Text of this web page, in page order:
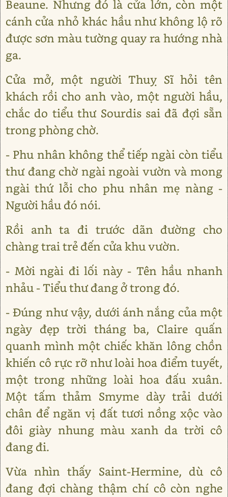
Beaune. Nhưng đó là cửa lớn, còn một
cánh cửa nhỏ khác hầu như không lộ rõ
được sơn màu tường quay ra hướng nhà
ga.
Cửa mở, một người Thuỵ Sĩ hỏi tên
khách rồi cho anh vào, một người hầu,
chắc do tiểu thư Sourdis sai đã đợi sẵn
trong phòng chờ.
- Phu nhân không thể tiếp ngài còn tiểu
thư đang chờ ngài ngoài vườn và mong
ngài thứ lỗi cho phu nhân mẹ nàng -
Người hầu đó nói.
Rồi anh ta đi trước dãn đường cho
chàng trai trẻ đến cửa khu vườn.
- Mời ngài đi lối này - Tên hầu nhanh
nhảu - Tiểu thư đang ở trong đó.
- Đúng như vậy, dưới ánh nắng của một
ngày đẹp trời tháng ba, Claire quấn
quanh mình một chiếc khăn lông chồn
khiến cô rực rỡ như loài hoa điểm tuyết,
một trong những loài hoa đấu xuân.
Một tấm thảm Smyme dày trải dưới
chân để ngăn vị đất tươi nồng xộc vào
đôi giày nhung màu xanh da trời cô
đang đi.
Vừa nhìn thấy Saint-Hermine, dù cô
đang đợi chàng thậm chí cô còn nghe